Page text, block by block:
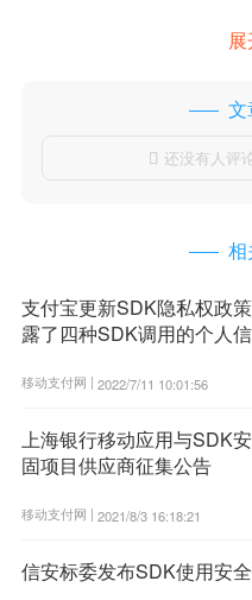
文
 还没有人评
相
支付宝更新SDK隐私权政
露了四种SDK调用的个人
移动支付网 | 2022/7/11 10:01:56
上海银行移动应用与SDK
固项目供应商征集公告
移动支付网 | 2021/8/3 16:18:21
信安标委发布SDK使用安